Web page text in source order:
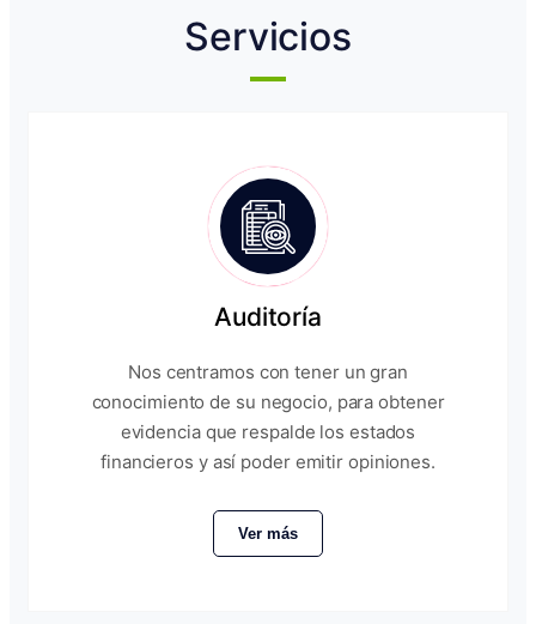
Servicios
Auditoría
Nos centramos con tener un gran
conocimiento de su negocio, para obtener
evidencia que respalde los estados
financieros y así poder emitir opiniones.
Ver más